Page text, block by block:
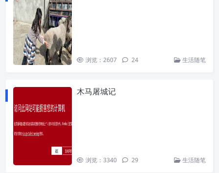
浏览：2607 24 生活随笔
木马屠城记
浏览：3340 29 生活随笔